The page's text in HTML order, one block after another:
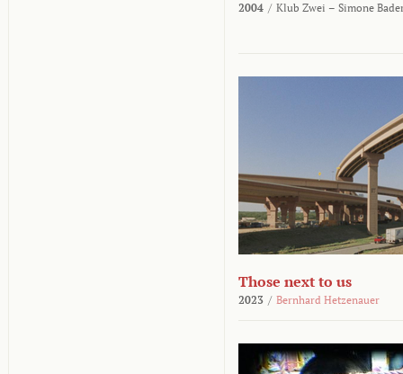
2004 / Klub Zwei – Simone
Those next to us
2023 / Bernhard Hetzenauer